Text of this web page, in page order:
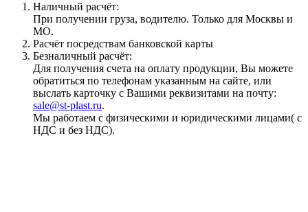
Наличный расчёт:
При получении груза, водителю. Только для Москвы и
МО.
Расчёт посредствам банковской карты
Безналичный расчёт:
Для получения счета на оплату продукции, Вы можете
обратиться по телефонам указанным на сайте, или
выслать карточку с Вашими реквизитами на почту:
sale@st-plast.ru.
Мы работаем с физическими и юридическими лицами( с
НДС и без НДС).